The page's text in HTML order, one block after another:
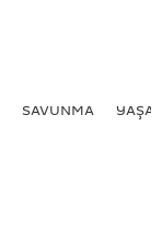
SAVUNMA